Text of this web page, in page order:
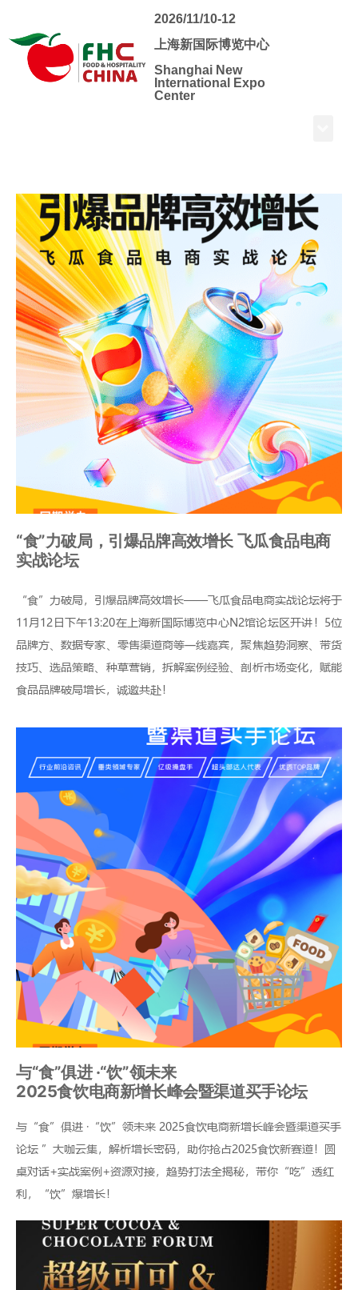
2026/11/10-12
上海新国际博览中心
Shanghai New
International Expo
Center
“食”力破局，引爆品牌高效增长 飞瓜食品电商
实战论坛
“食”力破局，引爆品牌高效增长——飞瓜食品电商实战论坛将于
11月12日下午13:20在上海新国际博览中心N2馆论坛区开讲！5位
品牌方、数据专家、零售渠道商等一线嘉宾，聚焦趋势洞察、带货
技巧、选品策略、种草营销，拆解案例经验、剖析市场变化，赋能
食品品牌破局增长，诚邀共赴！
与“食”俱进 ·“饮”领未来
2025食饮电商新增长峰会暨渠道买手论坛
与“食”俱进 ·“饮”领未来 2025食饮电商新增长峰会暨渠道买手
论坛 ”大咖云集，解析增长密码，助你抢占2025食饮新赛道！圆
桌对话+实战案例+资源对接，趋势打法全揭秘，带你“吃”透红
利，“饮”爆增长！